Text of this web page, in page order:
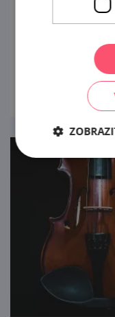
Jedinečným
být
Alfonse